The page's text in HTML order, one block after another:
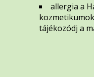
allergia a
tájékozódj a